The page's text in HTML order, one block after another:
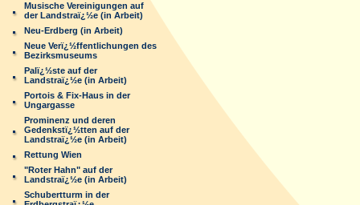
Musische Vereinigungen auf
der Landstraï¿½e (in Arbeit)
Neu-Erdberg (in Arbeit)
Neue Verï¿½ffentlichungen des
Bezirksmuseums
Palï¿½ste auf der
Landstraï¿½e (in Arbeit)
Portois & Fix-Haus in der
Ungargasse
Prominenz und deren
Gedenkstï¿½tten auf der
Landstraï¿½e (in Arbeit)
Rettung Wien
"Roter Hahn" auf der
Landstraï¿½e (in Arbeit)
Schubertturm in der